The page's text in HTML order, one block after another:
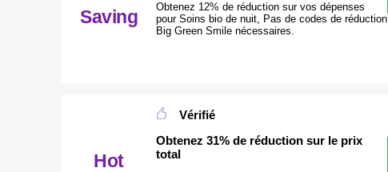
Saving
Obtenez 12% de réduction sur vos dépenses
pour Soins bio de nuit, Pas de codes de réduction
Big Green Smile nécessaires.
Hot
Vérifié
Obtenez 31% de réduction sur le prix
total